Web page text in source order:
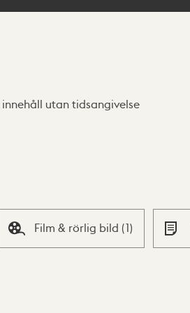
utan tidsangivelse
Film & rörlig bild (1)